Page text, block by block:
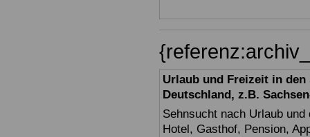
Urlaub und Freizeit in
Deutschland, z.B.
Sehnsucht nach Urlaub
Hotel, Gasthof, Pension,